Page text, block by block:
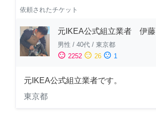
依頼されたチケット
元IKEA公式組立業者 伊藤
男性 / 40代 / 東京都
sentiment_satisfied 2252 sentiment_neutral 26 sentiment_dissatisfied 1
元IKEA公式組立業者です。
東京都